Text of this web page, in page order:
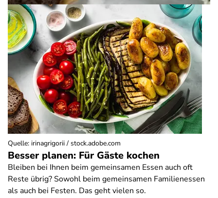
Besser planen: Für Gäste kochen
Bleiben bei Ihnen beim gemeinsamen Essen auch oft
Reste übrig? Sowohl beim gemeinsamen Familienessen
als auch bei Festen. Das geht vielen so.
Quelle: irinagrigorii / stock.adobe.com